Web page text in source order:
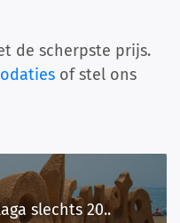
de scherpste prijs.
of stel ons
slechts 20..